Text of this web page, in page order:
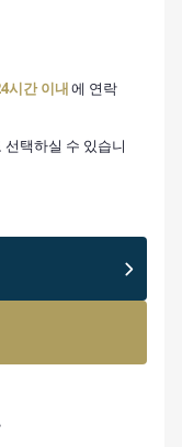
시간 이내에 연락
택하실 수 있습니